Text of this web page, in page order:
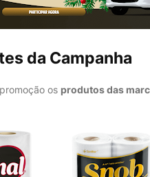
da Campanha
os produtos das